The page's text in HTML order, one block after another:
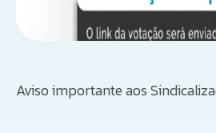
Aviso importante aos